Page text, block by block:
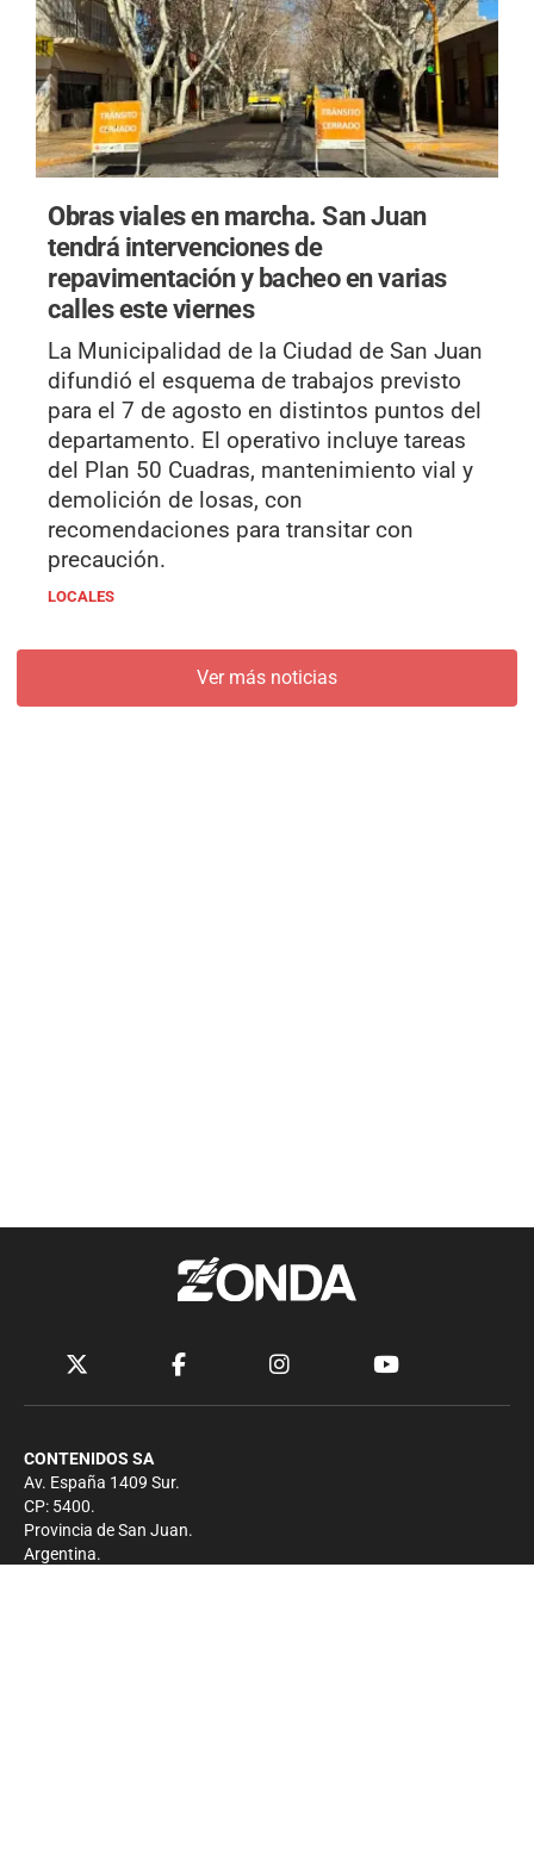
Obras viales en marcha.San Juan
tendrá intervenciones de
repavimentación y bacheo en varias
calles este viernes
La Municipalidad de la Ciudad de San Juan
difundió el esquema de trabajos previsto
para el 7 de agosto en distintos puntos del
departamento. El operativo incluye tareas
del Plan 50 Cuadras, mantenimiento vial y
demolición de losas, con
recomendaciones para transitar con
precaución.
LOCALES
Ver más noticias
CONTENIDOS SA
Av. España 1409 Sur.
CP: 5400.
Provincia de San Juan.
Argentina.